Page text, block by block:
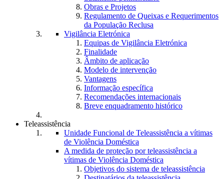
Obras e Projetos
Regulamento de Queixas e Requerimentos
da População Reclusa
Vigilância Eletrónica
Equipas de Vigilância Eletrónica
Finalidade
Âmbito de aplicação
Modelo de intervenção
Vantagens
Informação específica
Recomendações internacionais
Breve enquadramento histórico
Teleassistência
Unidade Funcional de Teleassistência a vítimas
de Violência Doméstica
A medida de proteção por teleassistência a
vítimas de Violência Doméstica
Objetivos do sistema de teleassistência